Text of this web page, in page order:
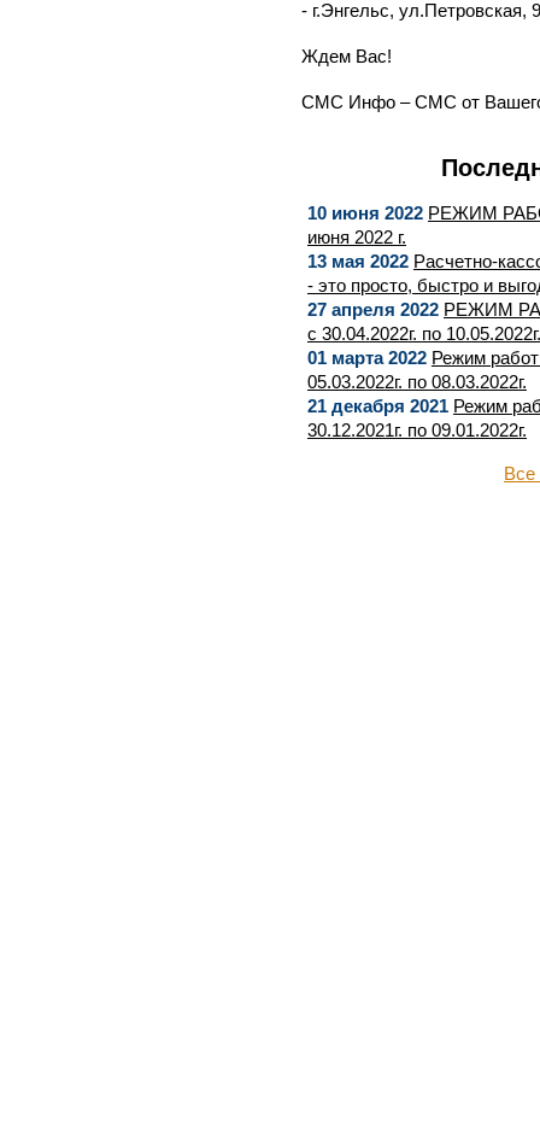
- г.Энгельс, ул.Петровская,
Ждем Вас!
СМС Инфо – СМС от
10 июня 2022 РЕЖИМ
июня 2022 г.
13 мая 2022 Расчетно-
- это просто, быстро и
27 апреля 2022 РЕЖИМ
с 30.04.2022г. по 10.05.2022г.
01 марта 2022 Режим
05.03.2022г. по 08.03.2022г.
21 декабря 2021 Режим
30.12.2021г. по 09.01.2022г.
Все